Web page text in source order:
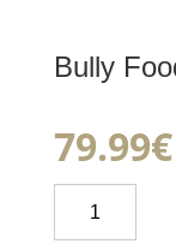
Bully
79.99€